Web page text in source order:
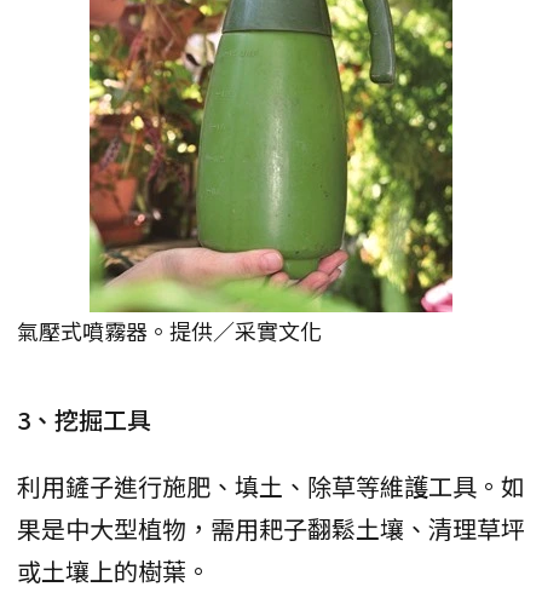
氣壓式噴霧器。提供／采實文化
3、挖掘工具
利用鏟子進行施肥、填土、除草等維護工具。如
果是中大型植物，需用耙子翻鬆土壤、清理草坪
或土壤上的樹葉。